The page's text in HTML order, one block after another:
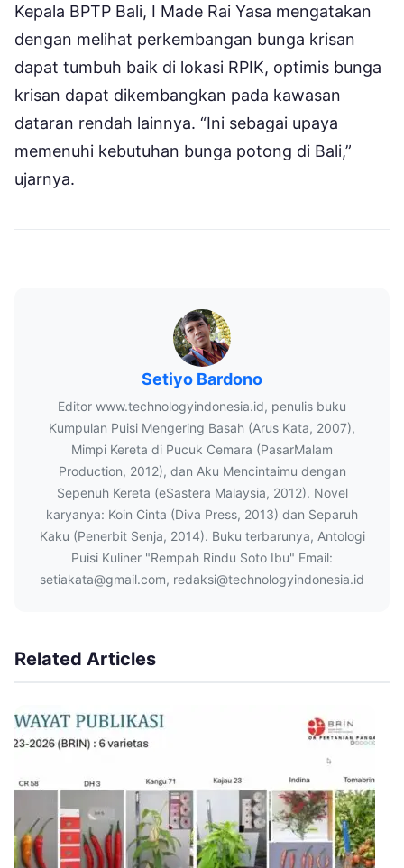
Kepala BPTP Bali, I Made Rai Yasa mengatakan
dengan melihat perkembangan bunga krisan
dapat tumbuh baik di lokasi RPIK, optimis bunga
krisan dapat dikembangkan pada kawasan
dataran rendah lainnya. “Ini sebagai upaya
memenuhi kebutuhan bunga potong di Bali,”
ujarnya.
Setiyo Bardono
Editor www.technologyindonesia.id, penulis buku
Kumpulan Puisi Mengering Basah (Arus Kata, 2007),
Mimpi Kereta di Pucuk Cemara (PasarMalam
Production, 2012), dan Aku Mencintaimu dengan
Sepenuh Kereta (eSastera Malaysia, 2012). Novel
karyanya: Koin Cinta (Diva Press, 2013) dan Separuh
Kaku (Penerbit Senja, 2014). Buku terbarunya, Antologi
Puisi Kuliner "Rempah Rindu Soto Ibu" Email:
setiakata@gmail.com, redaksi@technologyindonesia.id
Related Articles